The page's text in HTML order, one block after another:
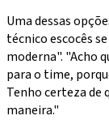
Uma dessas
técnico escocês
moderna". "Acho
para o time,
Tenho certeza de
maneira."